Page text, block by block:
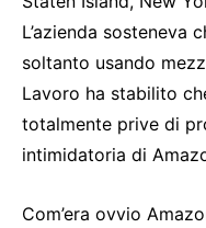
L’azienda sosteneva
soltanto usando
Lavoro ha stabilito
totalmente prive di
intimidatoria di
Com’era ovvio